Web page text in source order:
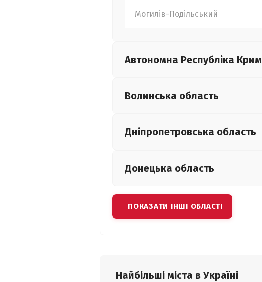
Могилів-Подільський
Автономна Республіка Крим
Волинська область
Дніпропетровська область
Донецька область
ПОКАЗАТИ ІНШІ ОБЛАСТІ
Найбільші міста в Україні